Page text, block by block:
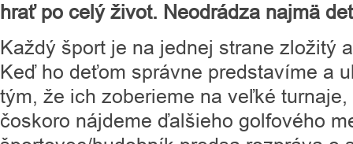
hrať po celý život. Neodrádza najmä
Každý šport je na jednej strane zložitý
Keď ho deťom správne predstavíme a
tým, že ich zoberieme na veľké
čoskoro nájdeme ďalšieho golfového